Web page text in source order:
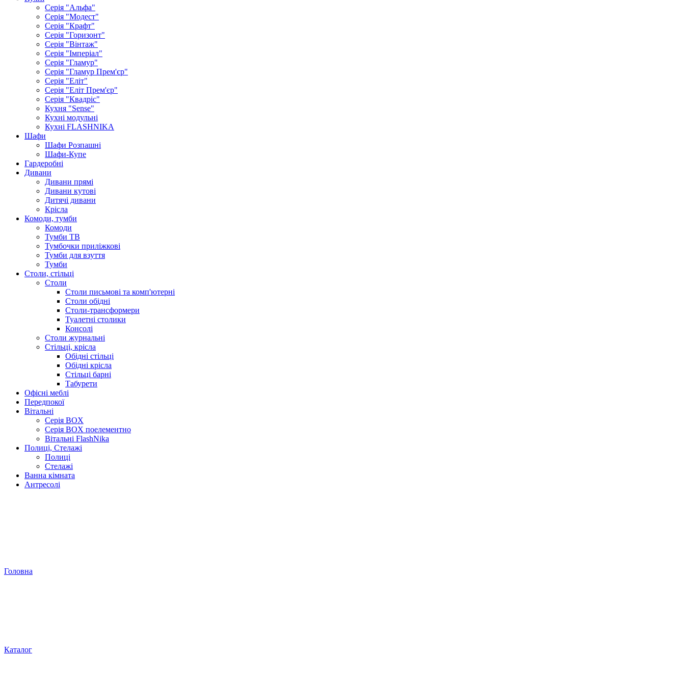
Серія "Альфа"
Серія "Модест"
Серія "Крафт"
Серія "Горизонт"
Серія "Вінтаж"
Серія "Імперіал"
Серія "Гламур"
Серія "Гламур Прем'єр"
Серія "Еліт"
Серія "Еліт Прем'єр"
Серія "Квадріс"
Кухня "Sense"
Кухні модульні
Кухні FLASHNIKA
Шафи
Шафи Розпашні
Шафи-Купе
Гардеробні
Дивани
Дивани прямі
Дивани кутові
Дитячі дивани
Крісла
Комоди, тумби
Комоди
Тумби ТВ
Тумбочки приліжкові
Тумби для взуття
Тумби
Столи, стільці
Столи
Столи письмові та комп'ютерні
Столи обідні
Столи-трансформери
Туалетні столики
Консолі
Столи журнальні
Стільці, крісла
Обідні стільці
Обідні крісла
Стільці барні
Табурети
Офісні меблі
Передпокої
Вітальні
Серія BOX
Серія BOX поелементно
Вітальні FlashNika
Полиці, Стелажі
Полиці
Стелажі
Ванна кімната
Антресолі
Головна
Каталог